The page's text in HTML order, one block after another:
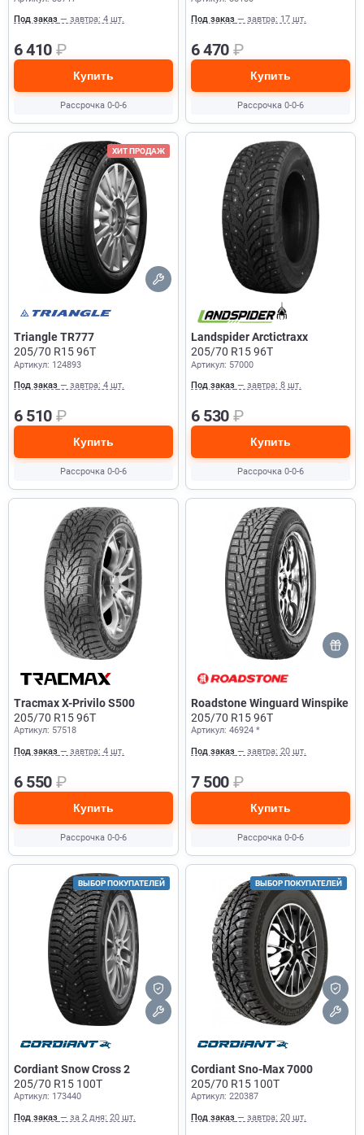
Под заказ — завтра: 4 шт.
6 410 ₽
Купить
Рассрочка 0-0-6
Под заказ — завтра: 17 шт.
6 470 ₽
Купить
Рассрочка 0-0-6
ХИТ ПРОДАЖ
Triangle TR777
205/70 R15 96T
Артикул: 124893
Под заказ — завтра: 4 шт.
6 510 ₽
Купить
Рассрочка 0-0-6
Landspider Arctictraxx
205/70 R15 96T
Артикул: 57000
Под заказ — завтра: 8 шт.
6 530 ₽
Купить
Рассрочка 0-0-6
Tracmax X-Privilo S500
205/70 R15 96T
Артикул: 57518
Под заказ — завтра: 4 шт.
6 550 ₽
Купить
Рассрочка 0-0-6
Roadstone Winguard Winspike
205/70 R15 96T
Артикул: 46924 *
Под заказ — завтра: 20 шт.
7 500 ₽
Купить
Рассрочка 0-0-6
ВЫБОР ПОКУПАТЕЛЕЙ
Cordiant Snow Cross 2
205/70 R15 100T
Артикул: 173440
Под заказ — за 2 дня: 20 шт.
ВЫБОР ПОКУПАТЕЛЕЙ
Cordiant Sno-Max 7000
205/70 R15 100T
Артикул: 220387
Под заказ — завтра: 20 шт.